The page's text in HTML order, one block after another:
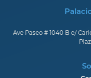
Ave Paseo # 1040 B e/